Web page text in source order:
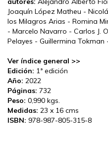
Joaquín López Matheu -
los Milagros Arias - Romina
- Marcelo Navarro - Carlos J.
Pelayes - Guillermina Tokman
Ver índice general >>
Edición: 1ª edición
Año: 2022
Páginas: 732
Peso: 0,990 kgs.
Medidas: 23 x 16 cms
ISBN: 978-987-805-315-8